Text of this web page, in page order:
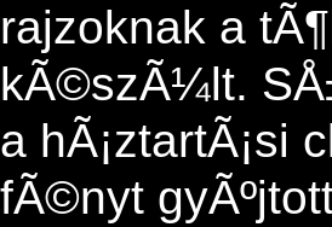
rajzoknak a
kÃ©szÃ¼lt.
a hÃ¡ztartÃ¡si
fÃ©nyt